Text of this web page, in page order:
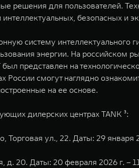
решения для пользователей.
безопасных и
систему интеллектуального
энергии. На российском
представлен на
смогут наглядно
на ее основе.
дилерских центрах TANK ³:
ул., 22. Даты: 29 января
д. 20. Даты: 20 февраля 2026 г. –